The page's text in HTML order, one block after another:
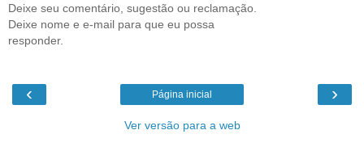
Deixe seu comentário, sugestão ou reclamação.
Deixe nome e e-mail para que eu possa
responder.
‹ ›
Página inicial
Ver versão para a web